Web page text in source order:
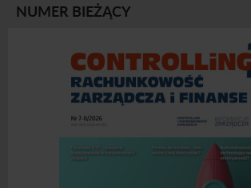
NUMER BIEŻĄCY